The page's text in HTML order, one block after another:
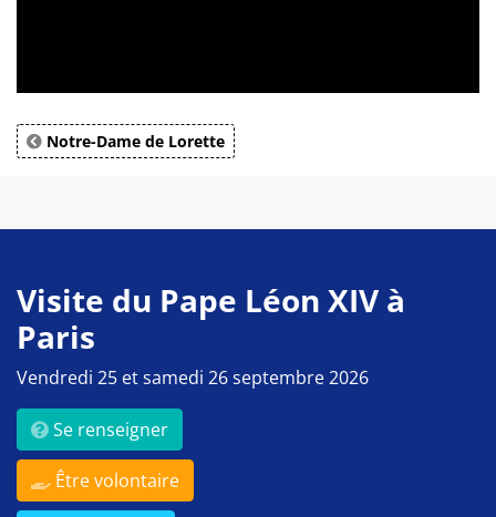
Notre-Dame de Lorette
Visite du Pape Léon XIV à
Paris
Vendredi 25 et samedi 26 septembre 2026
Se renseigner
Être volontaire